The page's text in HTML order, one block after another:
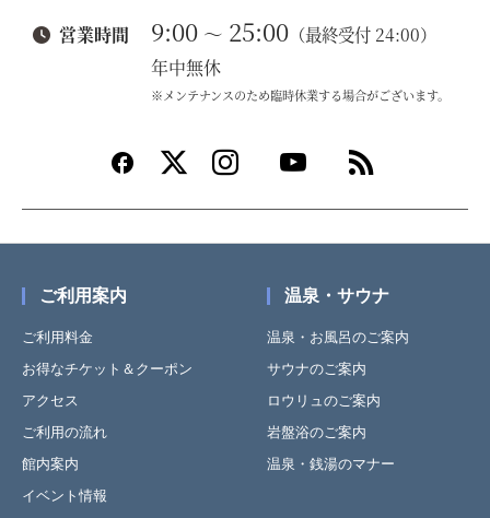
営業時間 9:00 ～ 25:00 （最終受付 24:00）
年中無休
※メンテナンスのため臨時休業する場合がございます。
ご利用案内
ご利用料金
お得なチケット＆クーポン
アクセス
ご利用の流れ
館内案内
イベント情報
温泉・サウナ
温泉・お風呂のご案内
サウナのご案内
ロウリュのご案内
岩盤浴のご案内
温泉・銭湯のマナー